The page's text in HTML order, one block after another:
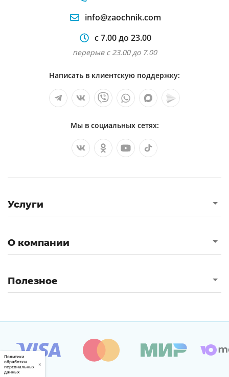
info@zaochnik.com
с 7.00 до 23.00
перерыв с 23.00 до 7.00
Написать в клиентскую поддержку:
Мы в социальных сетях:
Услуги
О компании
Полезное
Политика
обработки
персональных
данных
×